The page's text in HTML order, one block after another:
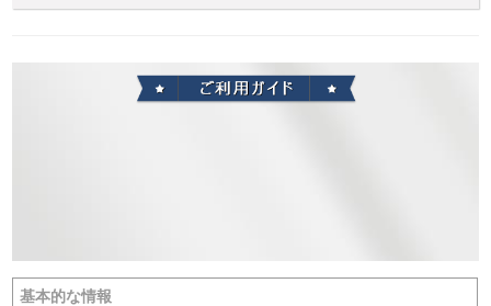
基本的な情報